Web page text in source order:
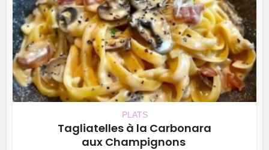
PLATS
Tagliatelles à la Carbonara
aux Champignons